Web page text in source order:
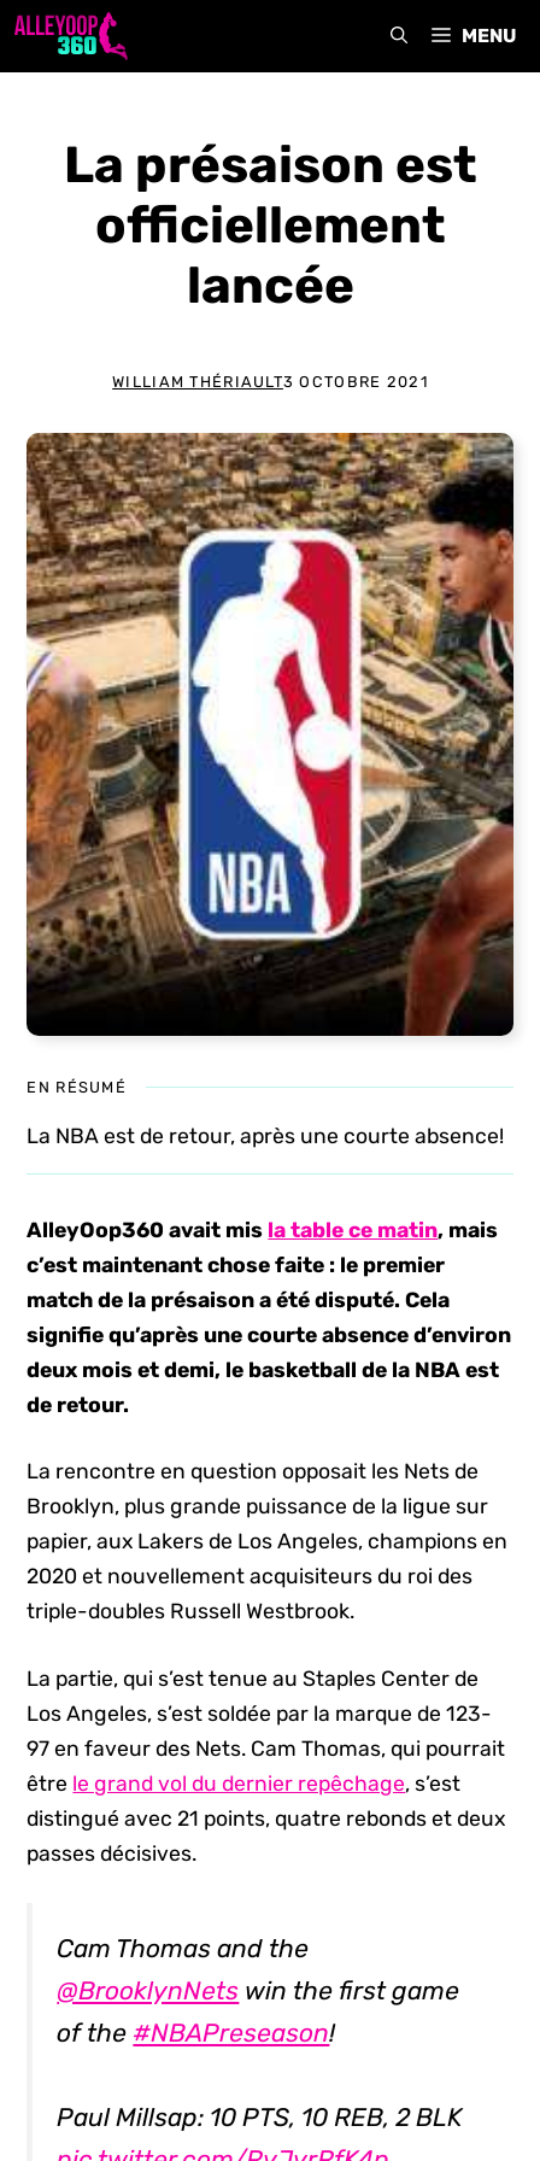
Aller
MENU
La présaison est
officiellement
lancée
WILLIAM THÉRIAULT3 OCTOBRE 2021
EN RÉSUMÉ
La NBA est de retour, après une courte absence!
AlleyOop360 avait mis la table ce matin, mais
c’est maintenant chose faite : le premier
match de la présaison a été disputé. Cela
signifie qu’après une courte absence d’environ
deux mois et demi, le basketball de la NBA est
de retour.
La rencontre en question opposait les Nets de
Brooklyn, plus grande puissance de la ligue sur
papier, aux Lakers de Los Angeles, champions en
2020 et nouvellement acquisiteurs du roi des
triple-doubles Russell Westbrook.
La partie, qui s’est tenue au Staples Center de
Los Angeles, s’est soldée par la marque de 123-
97 en faveur des Nets. Cam Thomas, qui pourrait
être le grand vol du dernier repêchage, s’est
distingué avec 21 points, quatre rebonds et deux
passes décisives.
Cam Thomas and the
@BrooklynNets win the first game
of the #NBAPreseason!
Paul Millsap: 10 PTS, 10 REB, 2 BLK